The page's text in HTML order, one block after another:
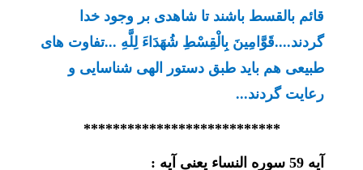
قائم بالقسط باشند تا شاهدی بر وجود خدا
گردند....قَوَّامِينَ بِالْقِسْطِ شُهَدَاءَ لِلَّهِ ...تفاوت های
طبیعی هم باید طبق دستور الهی شناسایی و
رعایت گردند...
***************************
آیه 59 سوره النساء یعنی آیه :